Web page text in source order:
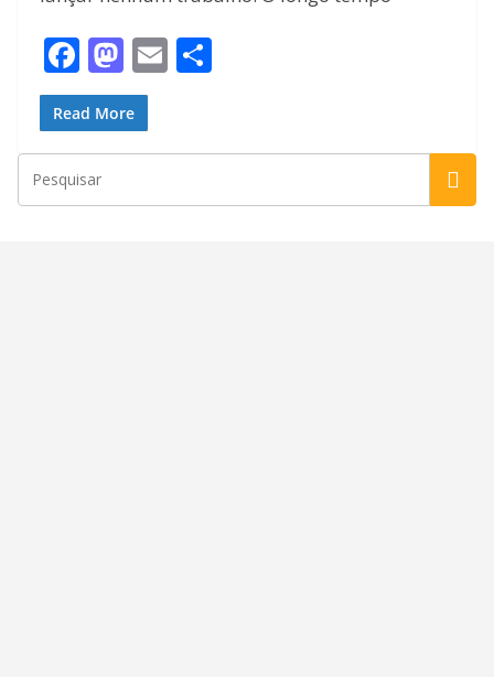
F
ac
e
b
o
M
as
to
d
o
E
l e
Read More